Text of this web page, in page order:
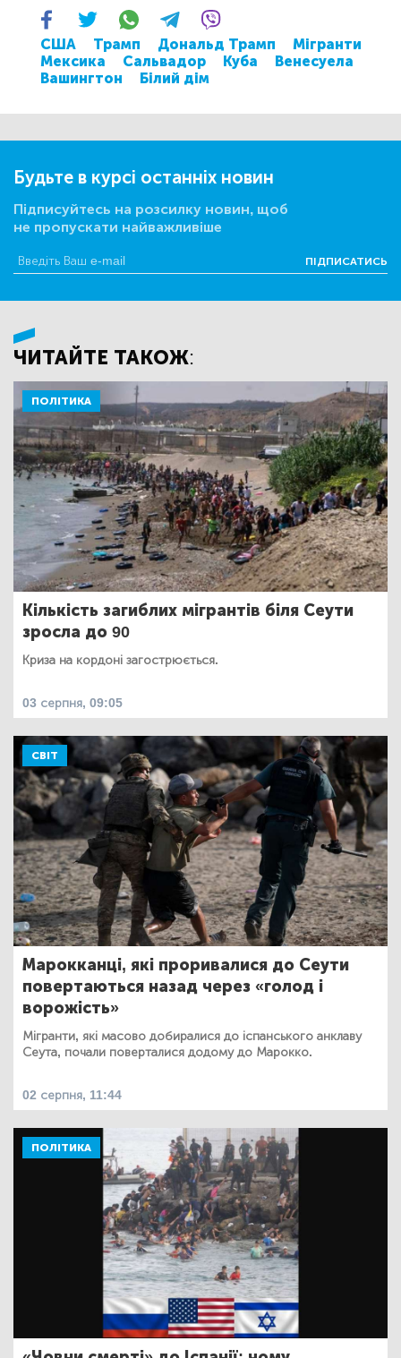
США Трамп Дональд Трамп
Мігранти
Мексика
Сальвадор Куба
Венесуела
Вашингтон
Білий дім
Будьте в курсі останніх новин
Підписуйтесь на розсилку новин, щоб
не пропускати найважливіше
ПІДПИСАТИСЬ
ЧИТАЙТЕ ТАКОЖ:
ПОЛІТИКА
Кількість загиблих мігрантів біля Сеути
зросла до 90
Криза на кордоні загострюється.
03 серпня, 09:05
СВІТ
Марокканці, які проривалися до Сеути
повертаються назад через «голод і
ворожість»
Мігранти, які масово добиралися до іспанського анклаву
Сеута, почали поверталися додому до Марокко.
02 серпня, 11:44
ПОЛІТИКА